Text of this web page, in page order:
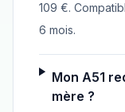
109 €.
6 mois.
Mon A51
mère ?